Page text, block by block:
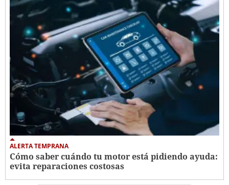
ALERTA TEMPRANA
Cómo saber cuándo tu motor está pidiendo ayuda:
evita reparaciones costosas